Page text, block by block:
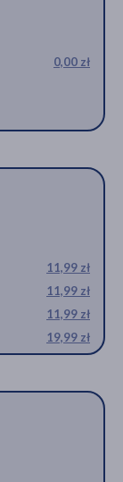
0,00 zł
11,99 zł
11,99 zł
11,99 zł
19,99 zł